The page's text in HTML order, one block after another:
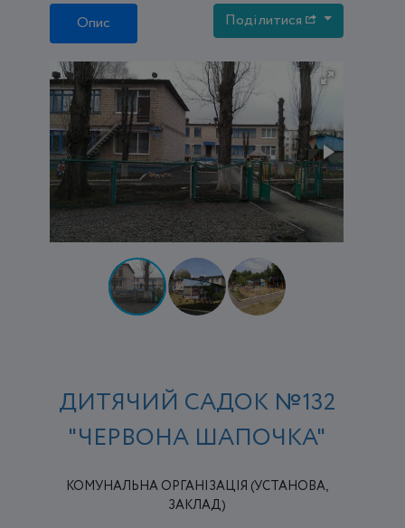
Опис Поділитися
ДИТЯЧИЙ САДОК №132
"ЧЕРВОНА ШАПОЧКА"
КОМУНАЛЬНА ОРГАНІЗАЦІЯ (УСТАНОВА,
ЗАКЛАД)